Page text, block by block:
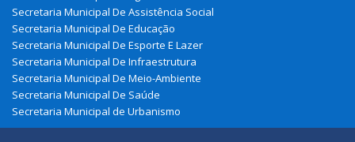
Secretaria Municipal De Assistência Social
Secretaria Municipal De Educação
Secretaria Municipal De Esporte E Lazer
Secretaria Municipal De Infraestrutura
Secretaria Municipal De Meio-Ambiente
Secretaria Municipal De Saúde
Secretaria Municipal de Urbanismo